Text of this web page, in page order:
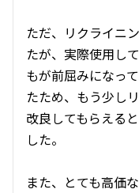
ただ、リクライニ
たが、実際使用し
もが前屈みになっ
たため、もう少し
改良してもらえる
した。
また、とても高価